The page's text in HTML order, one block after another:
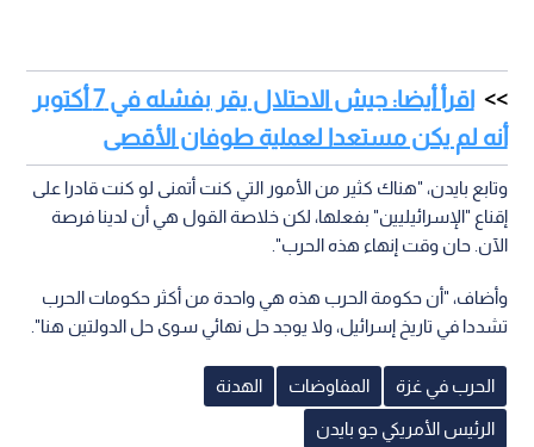
اقرأ أيضا: جيش الاحتلال يقر بفشله في 7 أكتوبر
أنه لم يكن مستعدا لعملية طوفان الأقصى
وتابع بايدن، "هناك كثير من الأمور التي كنت أتمنى لو كنت قادرا على
إقناع "الإسرائيليين" بفعلها، لكن خلاصة القول هي أن لدينا فرصة
الآن. حان وقت إنهاء هذه الحرب".
وأضاف، "أن حكومة الحرب هذه هي واحدة من أكثر حكومات الحرب
تشددا في تاريخ إسرائيل، ولا يوجد حل نهائي سوى حل الدولتين هنا".
الحرب في غزة المفاوضات الهدنة
الرئيس الأمريكي جو بايدن